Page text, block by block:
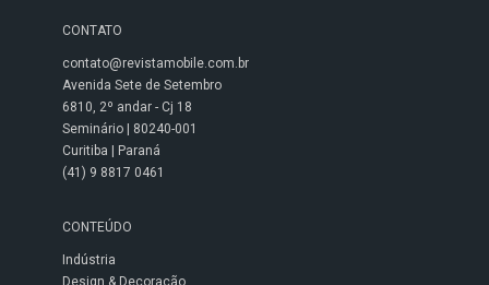
CONTATO
contato@revistamobile.com.br
Avenida Sete de Setembro
6810, 2º andar - Cj 18
Seminário | 80240-001
Curitiba | Paraná
(41) 9 8817 0461
CONTEÚDO
Indústria